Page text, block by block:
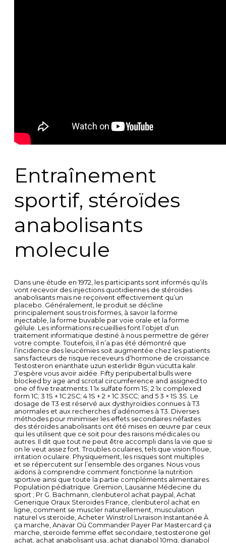
Entraînement
sportif, stéroïdes
anabolisants
molecule
Dans une étude en 1972, les participants sont informés qu’ils
vont recevoir des injections quotidiennes de stéroïdes
anabolisants mais ne reçoivent effectivement qu’un
placebo. Généralement, le produit se décline
principalement sous trois formes, à savoir la forme
injectable, la forme buvable par voie orale et la forme
gélule. Les informations recueillies font l’objet d’un
traitement informatique destiné à nous permettre de gérer
votre compte. Toutefois, il n’a pas été démontré que
l’incidence des leucémies soit augmentée chez les patients
sans facteurs de risque receveurs d’hormone de croissance.
Testosteron enanthate uzun esterlidir 8gün vücutta kalır.
J’espère vous avoir aidée. Fifty peripubertal bulls were
blocked by age and scrotal circumference and assigned to
one of five treatments: 1 1x sulfate form 1S; 2 1x complexed
form 1C; 3 1S + 1C 2SC; 4 1S + 2 × 1C 3SCC; and 5 3 × 1S 3S. Le
dosage de T3 est réservé aux dysthyroïdies connues à T3
anormales et aux recherches d’adénomes à T3. Diverses
méthodes pour minimiser les effets secondaires néfastes
des stéroïdes anabolisants ont été mises en œuvre par ceux
qui les utilisent que ce soit pour des raisons médicales ou
autres. Il dit que tout ne peut être accompli dans la vie que si
on le veut assez fort. Troubles oculaires, tels que vision floue,
irritation oculaire. Physiquement, les risques sont multiples
et se répercutent sur l’ensemble des organes. Nous vous
aidons à comprendre comment fonctionne la nutrition
sportive ainsi que toute la partie compléments alimentaires.
Population pédiatrique. Gremion, Lausanne Médecine du
sport ; Pr G. Bachmann, clenbuterol achat paypal, Achat
Generique Oraux Steroides France, clenbuterol achat en
ligne, comment se muscler naturellement, musculation
naturel vs steroide, Acheter Winstrol Livraison Instantanée À
ça marche, Anavar Où Commander Payer Par Mastercard ça
marche, steroide femme effet secondaire, testosterone gel
achat, achat anabolisant usa, achat dianabol 10mg, dianabol